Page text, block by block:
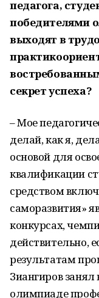
педагога,
победителями
выходят в
секрет успеха?
– Мое
делай, как я,
основой для
квалификации
средством
саморазвития»
конкурсах,
действительно,
результатам
Зиангиров занял
олимпиаде